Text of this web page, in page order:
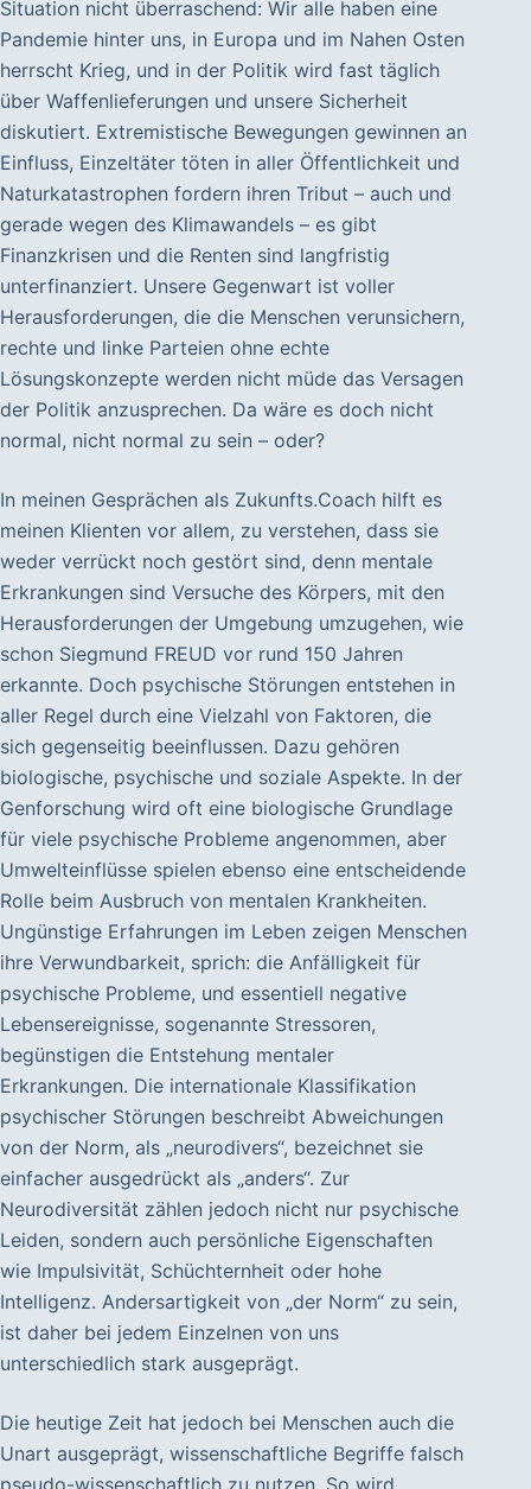
Situation nicht überraschend: Wir alle haben eine
Pandemie hinter uns, in Europa und im Nahen Osten
herrscht Krieg, und in der Politik wird fast täglich
über Waffenlieferungen und unsere Sicherheit
diskutiert. Extremistische Bewegungen gewinnen an
Einfluss, Einzeltäter töten in aller Öffentlichkeit und
Naturkatastrophen fordern ihren Tribut – auch und
gerade wegen des Klimawandels – es gibt
Finanzkrisen und die Renten sind langfristig
unterfinanziert. Unsere Gegenwart ist voller
Herausforderungen, die die Menschen verunsichern,
rechte und linke Parteien ohne echte
Lösungskonzepte werden nicht müde das Versagen
der Politik anzusprechen. Da wäre es doch nicht
normal, nicht normal zu sein – oder?
In meinen Gesprächen als Zukunfts.Coach hilft es
meinen Klienten vor allem, zu verstehen, dass sie
weder verrückt noch gestört sind, denn mentale
Erkrankungen sind Versuche des Körpers, mit den
Herausforderungen der Umgebung umzugehen, wie
schon Siegmund FREUD vor rund 150 Jahren
erkannte. Doch psychische Störungen entstehen in
aller Regel durch eine Vielzahl von Faktoren, die
sich gegenseitig beeinflussen. Dazu gehören
biologische, psychische und soziale Aspekte. In der
Genforschung wird oft eine biologische Grundlage
für viele psychische Probleme angenommen, aber
Umwelteinflüsse spielen ebenso eine entscheidende
Rolle beim Ausbruch von mentalen Krankheiten.
Ungünstige Erfahrungen im Leben zeigen Menschen
ihre Verwundbarkeit, sprich: die Anfälligkeit für
psychische Probleme, und essentiell negative
Lebensereignisse, sogenannte Stressoren,
begünstigen die Entstehung mentaler
Erkrankungen. Die internationale Klassifikation
psychischer Störungen beschreibt Abweichungen
von der Norm, als „neurodivers“, bezeichnet sie
einfacher ausgedrückt als „anders“. Zur
Neurodiversität zählen jedoch nicht nur psychische
Leiden, sondern auch persönliche Eigenschaften
wie Impulsivität, Schüchternheit oder hohe
Intelligenz. Andersartigkeit von „der Norm“ zu sein,
ist daher bei jedem Einzelnen von uns
unterschiedlich stark ausgeprägt.
Die heutige Zeit hat jedoch bei Menschen auch die
Unart ausgeprägt, wissenschaftliche Begriffe falsch
pseudo-wissenschaftlich zu nutzen. So wird